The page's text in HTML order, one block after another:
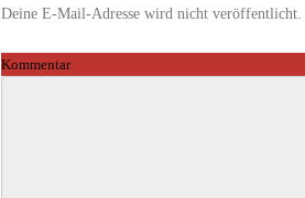
Deine E-Mail-Adresse wird nicht veröffentlicht.
Kommentar